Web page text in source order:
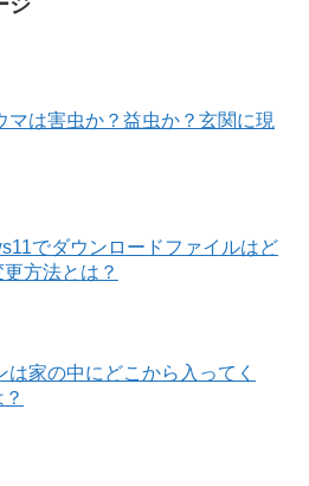
ジ
マは害虫か？益虫か？玄関に現
でダウンロードファイルはど
方法とは？
は家の中にどこから入ってく